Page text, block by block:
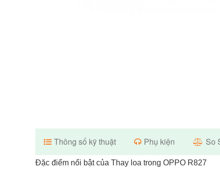
Thông số kỹ thuật Phụ kiện So
Đặc điểm nổi bật của Thay loa trong OPPO R827